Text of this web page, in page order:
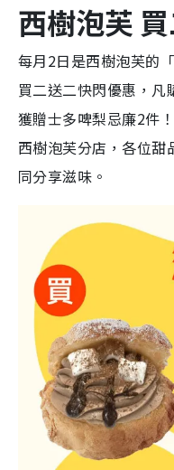
西樹泡芙
每月2日是西樹泡芙的 「
買二送二快閃優惠，
獲贈士多啤梨忌廉2件
西樹泡芙分店 ，各位
同分享滋味。